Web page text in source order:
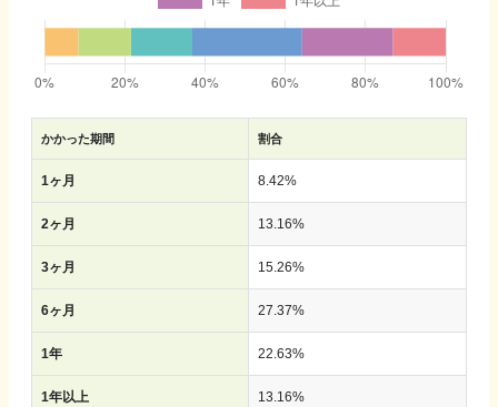
かかった期間 割合
1ヶ月 8.42%
2ヶ月 13.16%
3ヶ月 15.26%
6ヶ月 27.37%
1年 22.63%
1年以上 13.16%